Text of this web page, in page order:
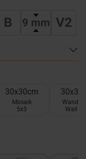
30x30cm
Mosaik
5x5
Wall